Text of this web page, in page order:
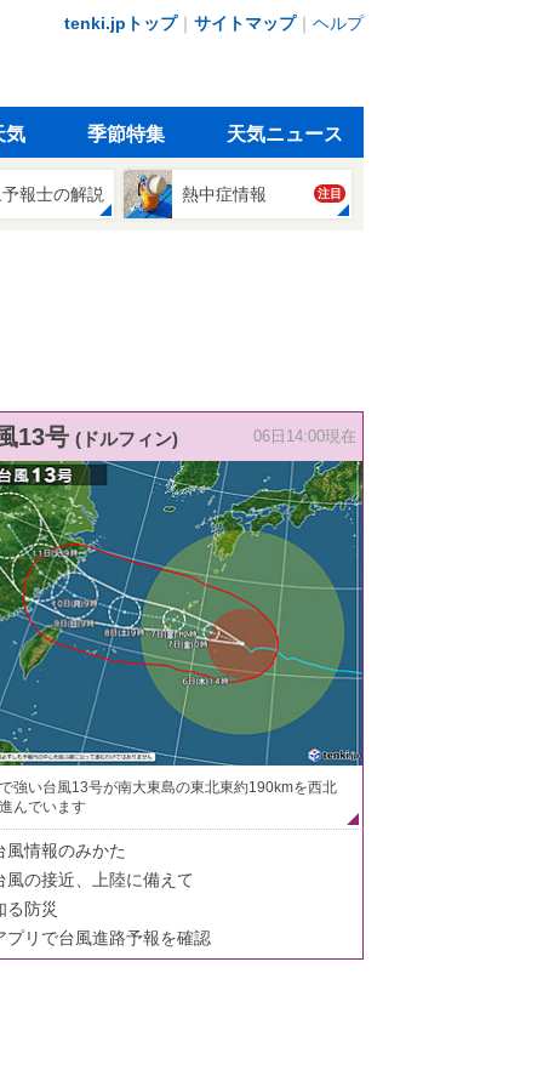
tenki.jpトップ｜ サイトマップ｜ ヘルプ
気 季節特集 天気ニュース
報士の解説 熱中症情報 注目
13号 (ドルフィン) 06日14:00現在
強い台風13号が南大東島の東北東約190kmを西北
んでいます
風情報のみかた
風の接近、上陸に備えて
る防災
プリで台風進路予報を確認